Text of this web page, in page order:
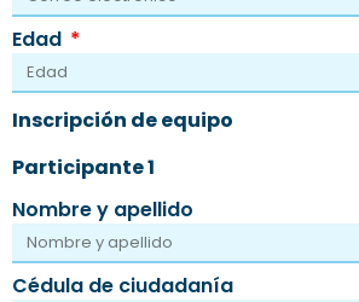
Edad
Inscripción de equipo
Participante 1
Nombre y apellido
Cédula de ciudadanía